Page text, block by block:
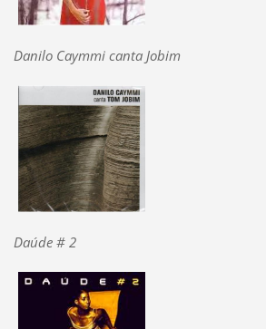
Danilo Caymmi canta Jobim
Daúde # 2